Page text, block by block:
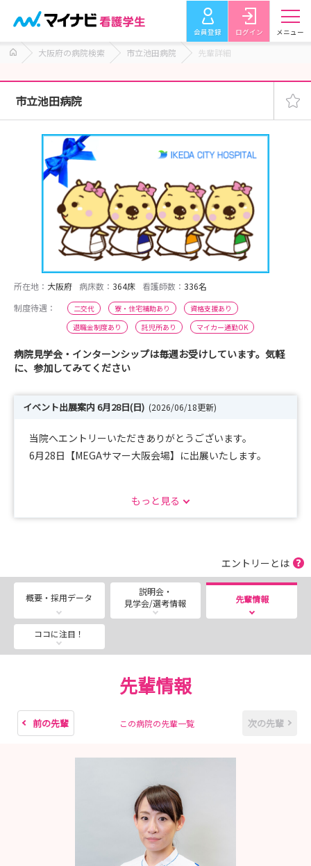
会員登録 ログイン メニュー
大阪府の病院検索 市立池田病院 先輩詳細
市立池田病院
所在地： 大阪府 病床数： 364床 看護師数： 336名
制度待遇：
二交代 寮・住宅補助あり
資格支援あり
退職金制度あり
託児所あり マイカー通勤OK
病院見学会・インターンシップは毎週お受けしています。気軽
に、参加してみてください
イベント出展案内 6月28日(日) (2026/06/18更新)
当院へエントリーいただきありがとうございます。
6月28日【MEGAサマー大阪会場】に出展いたします。
「これから実習が始まる前に、どんな働き方をしたいか考
当日はブースにて、
・ 1年目看護師のリアルな1日の流れ
・ 教育担当者から直接聞ける新人サポート体制
・ インターシップ・病院見学の選び方のポイント
など、これから病院選びを進めるための“判断軸”を得られ
テキストや資料だけではわからない、
「自分に合う環境かどうか」を感じていただける機会で
す。
ぜひ一度ブースでお話しできれば嬉しいです。
当日お会いできることを楽しみにしております！
もっと見る
エントリーとは
概要・採用データ
説明会・
見学会/選考情報
先輩情報
ココに注目！
先輩情報
前の先輩 この病院の先輩一覧 次の先輩